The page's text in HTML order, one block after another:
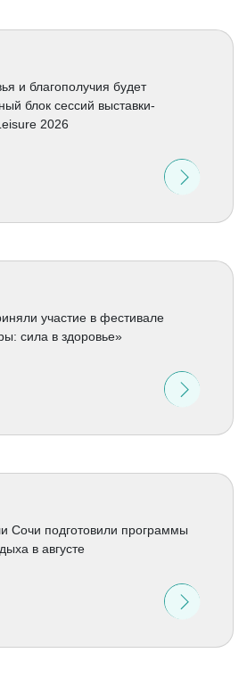
и благополучия будет
блок сессий выставки-
2026
участие в фестивале
сила в здоровье»
Сочи подготовили программы
в августе